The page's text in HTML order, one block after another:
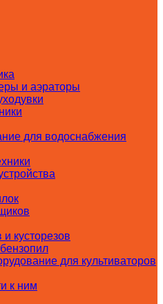
и аэраторы
для водоснабжения
кусторезов
для культиваторов
к ним